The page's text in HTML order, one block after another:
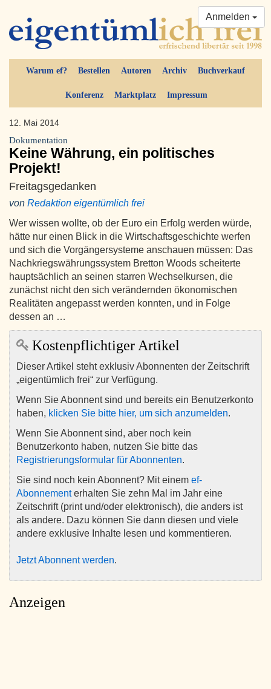
Warum ef? Bestellen Autoren Archiv Buchverkauf
Konferenz Marktplatz Impressum
Anmelden
12. Mai 2014
Dokumentation
Keine Währung, ein politisches
Projekt!
Freitagsgedanken
von Redaktion eigentümlich frei
Wer wissen wollte, ob der Euro ein Erfolg werden würde,
hätte nur einen Blick in die Wirtschaftsgeschichte werfen
und sich die Vorgängersysteme anschauen müssen: Das
Nachkriegswährungssystem Bretton Woods scheiterte
hauptsächlich an seinen starren Wechselkursen, die
zunächst nicht den sich verändernden ökonomischen
Realitäten angepasst werden konnten, und in Folge
dessen an …
Kostenpflichtiger Artikel
Dieser Artikel steht exklusiv Abonnenten der Zeitschrift
„eigentümlich frei“ zur Verfügung.
Wenn Sie Abonnent sind und bereits ein Benutzerkonto
haben, klicken Sie bitte hier, um sich anzumelden.
Wenn Sie Abonnent sind, aber noch kein
Benutzerkonto haben, nutzen Sie bitte das
Registrierungsformular für Abonnenten.
Sie sind noch kein Abonnent? Mit einem ef-
Abonnementerhalten Sie zehn Mal im Jahr eine
Zeitschrift (print und/oder elektronisch), die anders ist
als andere. Dazu können Sie dann diesen und viele
andere exklusive Inhalte lesen und kommentieren.
Jetzt Abonnent werden.
Anzeigen